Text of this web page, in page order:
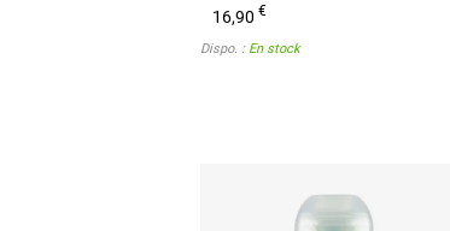
16,90€
Dispo. : En stock